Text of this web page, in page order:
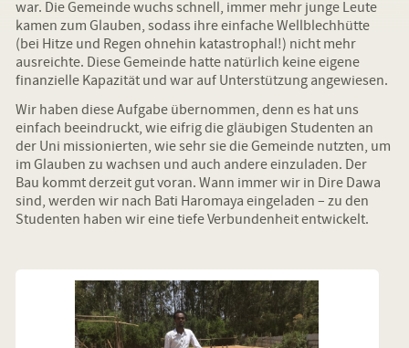
war. Die Gemeinde wuchs schnell, immer mehr junge Leute
kamen zum Glauben, sodass ihre einfache Wellblechhütte
(bei Hitze und Regen ohnehin katastrophal!) nicht mehr
ausreichte. Diese Gemeinde hatte natürlich keine eigene
finanzielle Kapazität und war auf Unterstützung angewiesen.
Wir haben diese Aufgabe übernommen, denn es hat uns
einfach beeindruckt, wie eifrig die gläubigen Studenten an
der Uni missionierten, wie sehr sie die Gemeinde nutzten, um
im Glauben zu wachsen und auch andere einzuladen. Der
Bau kommt derzeit gut voran. Wann immer wir in Dire Dawa
sind, werden wir nach Bati Haromaya eingeladen – zu den
Studenten haben wir eine tiefe Verbundenheit entwickelt.